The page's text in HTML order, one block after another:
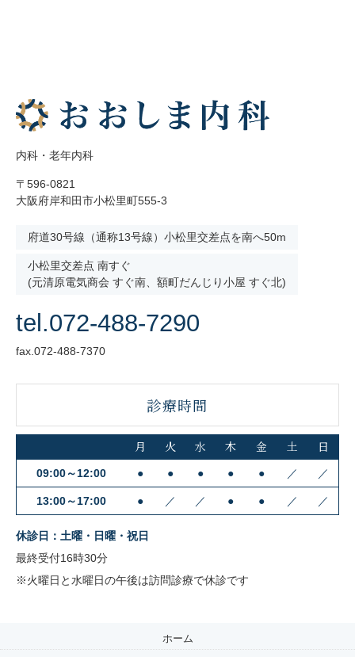
内科・老年内科
〒596-0821
大阪府岸和田市小松里町555-3
府道30号線（通称13号線）小松里交差点を南へ50m
小松里交差点 南すぐ
(元清原電気商会 すぐ南、額町だんじり小屋 すぐ北)
tel.072-488-7290
fax.072-488-7370
診療時間
月 火 水 木 金 土 日
09:00～12:00 ● ● ● ● ● ／ ／
13:00～17:00 ● ／ ／ ● ● ／ ／
休診日：土曜・日曜・祝日
最終受付16時30分
※火曜日と水曜日の午後は訪問診療で休診です
ホーム